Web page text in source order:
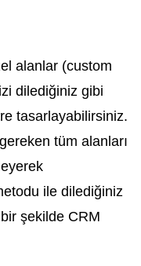
alanlar (custom
dilediğiniz gibi
tasarlayabilirsiniz.
tüm alanları
ile dilediğiniz
şekilde CRM